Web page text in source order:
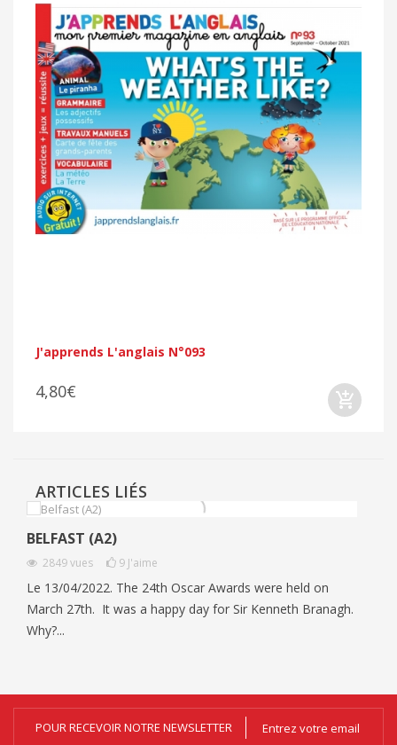
J'apprends L'anglais N°093
4,80€
ARTICLES LIÉS
BELFAST (A2)
2849vues 9 J'aime
Le 13/04/2022. The 24th Oscar Awards were held on
March 27th. It was a happy day for Sir Kenneth Branagh.
Why?...
POUR RECEVOIR NOTRE NEWSLETTER